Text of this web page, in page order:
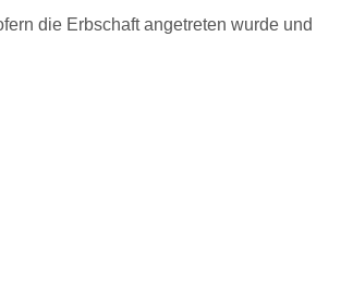
die Erbschaft angetreten wurde und